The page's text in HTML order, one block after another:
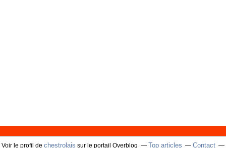
Voir le profil de chestrolais sur le portail Overblog Top articles Contact